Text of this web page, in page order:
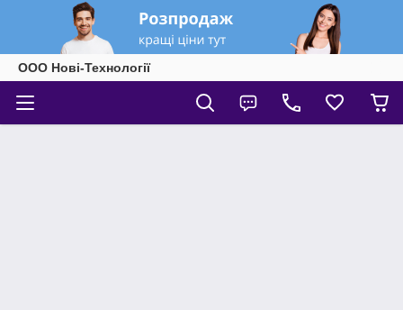
ООО Нові-Технології